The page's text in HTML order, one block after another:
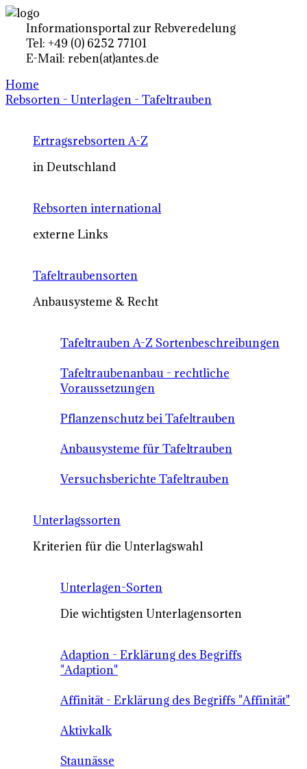
Informationsportal zur Rebveredelung
Tel: +49 (0) 6252 77101
E-Mail: reben(at)antes.de
Home
Rebsorten - Unterlagen - Tafeltrauben
Ertragsrebsorten A-Z
in Deutschland
Rebsorten international
externe Links
Tafeltraubensorten
Anbausysteme & Recht
Tafeltrauben A-Z Sortenbeschreibungen
Tafeltraubenanbau - rechtliche
Voraussetzungen
Pflanzenschutz bei Tafeltrauben
Anbausysteme für Tafeltrauben
Versuchsberichte Tafeltrauben
Unterlagssorten
Kriterien für die Unterlagswahl
Unterlagen-Sorten
Die wichtigsten Unterlagensorten
Adaption - Erklärung des Begriffs
"Adaption"
Affinität - Erklärung des Begriffs "Affinität"
Aktivkalk
Staunässe